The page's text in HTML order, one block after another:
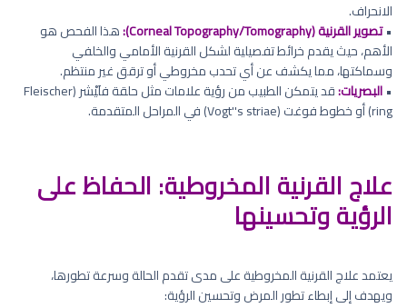
الانحراف.
•تصوير القرنية (Corneal Topography/Tomography):
هذا الفحص هو
الأهم، حيث يقدم خرائط تفصيلية لشكل القرنية الأمامي والخلفي
وسماكتها، مما يكشف عن أي تحدب مخروطي أو ترقق غير منتظم.
•البصريات:
قد يتمكن الطبيب من رؤية علامات مثل حلقة فلَيْشر (Fleischer
ring) أو خطوط فوغت (Vogt''s striae) في المراحل المتقدمة.
علاج القرنية المخروطية: الحفاظ على
الرؤية وتحسينها
يعتمد علاج القرنية المخروطية على مدى تقدم الحالة وسرعة تطورها،
ويهدف إلى إبطاء تطور المرض وتحسين الرؤية: